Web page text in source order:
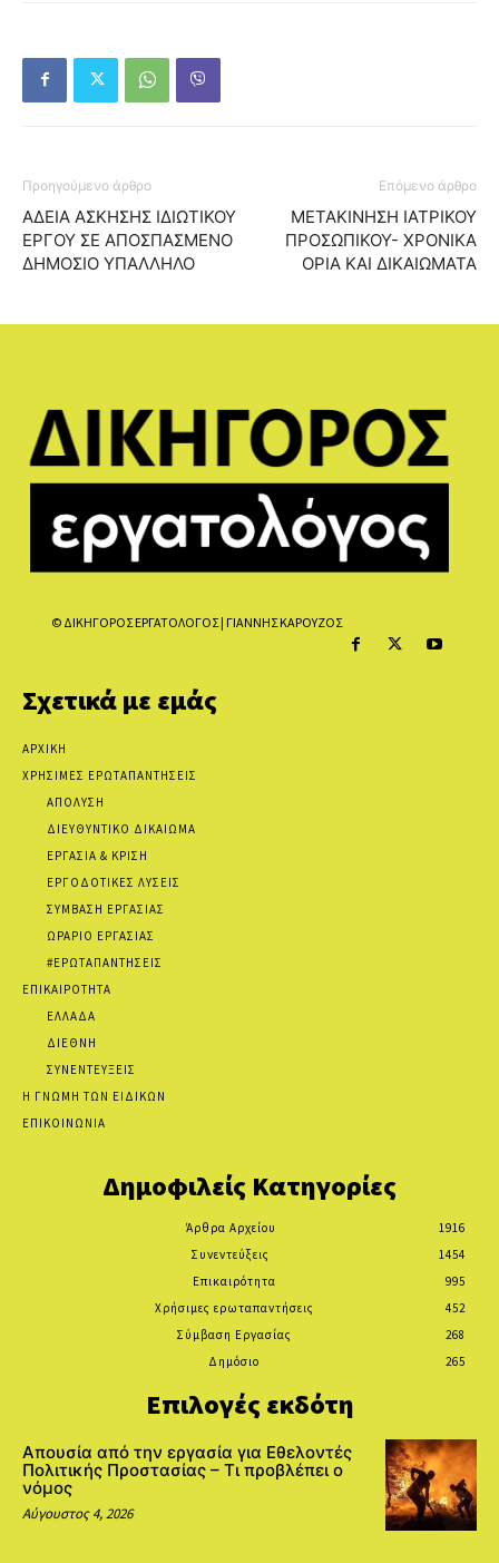
Προηγούμενο άρθρο
ΑΔΕΙΑ ΑΣΚΗΣΗΣ ΙΔΙΩΤΙΚΟΥ
ΕΡΓΟΥ ΣΕ ΑΠΟΣΠΑΣΜΕΝΟ
ΔΗΜΟΣΙΟ ΥΠΑΛΛΗΛΟ
Επόμενο άρθρο
ΜΕΤΑΚΙΝΗΣΗ ΙΑΤΡΙΚΟΥ
ΠΡΟΣΩΠΙΚΟΥ- ΧΡΟΝΙΚΑ
ΟΡΙΑ ΚΑΙ ΔΙΚΑΙΩΜΑΤΑ
© ΔΙΚΗΓΟΡΟΣ ΕΡΓΑΤΟΛΟΓΟΣ | ΓΙΑΝΝΗΣ ΚΑΡΟΥΖΟΣ
Σχετικά με εμάς
ΑΡΧΙΚΗ
ΧΡΗΣΙΜΕΣ ΕΡΩΤΑΠΑΝΤΗΣΕΙΣ
ΑΠΟΛΥΣΗ
ΔΙΕΥΘΥΝΤΙΚΟ ΔΙΚΑΙΩΜΑ
ΕΡΓΑΣΙΑ & ΚΡΙΣΗ
ΕΡΓΟΔΟΤΙΚΕΣ ΛΥΣΕΙΣ
ΣΥΜΒΑΣΗ ΕΡΓΑΣΙΑΣ
ΩΡΑΡΙΟ ΕΡΓΑΣΙΑΣ
#ΕΡΩΤΑΠΑΝΤΗΣΕΙΣ
ΕΠΙΚΑΙΡΟΤΗΤΑ
ΕΛΛΑΔΑ
ΔΙΕΘΝΗ
ΣΥΝΕΝΤΕΥΞΕΙΣ
Η ΓΝΩΜΗ ΤΩΝ ΕΙΔΙΚΩΝ
ΕΠΙΚΟΙΝΩΝΙΑ
Δημοφιλείς Κατηγορίες
Άρθρα Αρχείου
1916
Συνεντεύξεις
1454
Επικαιρότητα
995
Χρήσιμες ερωταπαντήσεις
452
Σύμβαση Εργασίας
268
Δημόσιο
265
Επιλογές εκδότη
Απουσία από την εργασία για Εθελοντές
Πολιτικής Προστασίας – Τι προβλέπει ο
νόμος
Αύγουστος 4, 2026